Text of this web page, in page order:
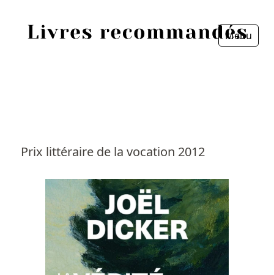
Menu
Prix littéraire de la vocation 2012
Livres
Livres les plus recommandés
Prix littéraires
Fermer